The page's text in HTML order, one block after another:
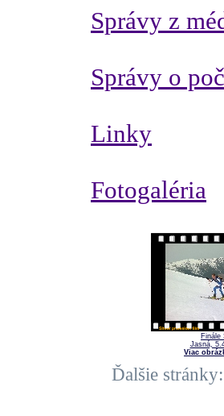
Správy z
Správy o
Linky
Fotogaléria
Finále
Jasná,
Viac
Ďalšie stránky: